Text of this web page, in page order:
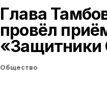
Глава
провёл
«Защитники
Общество